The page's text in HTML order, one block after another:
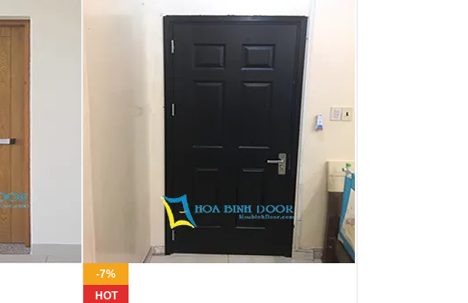
-7%
HOT